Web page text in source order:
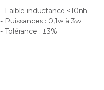
- Faible inductance <10nh
- Puissances : 0,1w à 3w
- Tolérance : ±3%